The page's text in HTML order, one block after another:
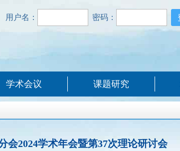
用户名： 密码：
学术会议 课题研究
会2024学术年会暨第37次理论研讨会